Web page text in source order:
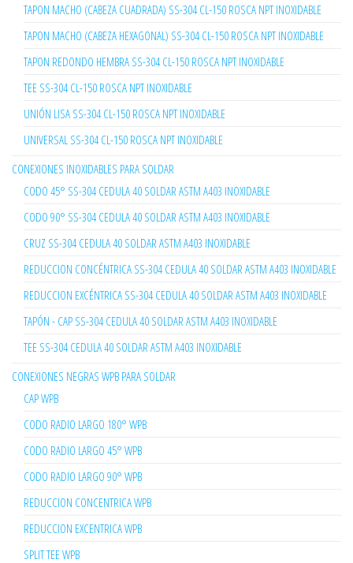
TAPON MACHO (CABEZA CUADRADA) SS-304 CL-150 ROSCA NPT INOXIDABLE
TAPON MACHO (CABEZA HEXAGONAL) SS-304 CL-150 ROSCA NPT INOXIDABLE
TAPON REDONDO HEMBRA SS-304 CL-150 ROSCA NPT INOXIDABLE
TEE SS-304 CL-150 ROSCA NPT INOXIDABLE
UNIÓN LISA SS-304 CL-150 ROSCA NPT INOXIDABLE
UNIVERSAL SS-304 CL-150 ROSCA NPT INOXIDABLE
CONEXIONES INOXIDABLES PARA SOLDAR
CODO 45° SS-304 CEDULA 40 SOLDAR ASTM A403 INOXIDABLE
CODO 90° SS-304 CEDULA 40 SOLDAR ASTM A403 INOXIDABLE
CRUZ SS-304 CEDULA 40 SOLDAR ASTM A403 INOXIDABLE
REDUCCION CONCÉNTRICA SS-304 CEDULA 40 SOLDAR ASTM A403 INOXIDABLE
REDUCCION EXCÉNTRICA SS-304 CEDULA 40 SOLDAR ASTM A403 INOXIDABLE
TAPÓN - CAP SS-304 CEDULA 40 SOLDAR ASTM A403 INOXIDABLE
TEE SS-304 CEDULA 40 SOLDAR ASTM A403 INOXIDABLE
CONEXIONES NEGRAS WPB PARA SOLDAR
CAP WPB
CODO RADIO LARGO 180° WPB
CODO RADIO LARGO 45° WPB
CODO RADIO LARGO 90° WPB
REDUCCION CONCENTRICA WPB
REDUCCION EXCENTRICA WPB
SPLIT TEE WPB